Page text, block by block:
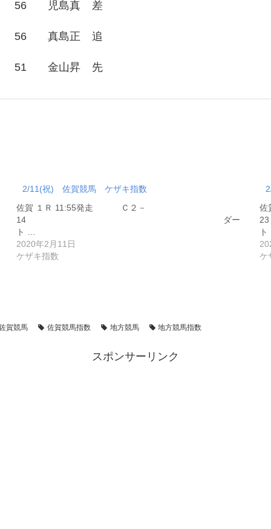
56 児島真 差
56 真島正 追
51 金山昇 先
2/11(祝) 佐賀競馬 ケザキ指数
佐賀 １Ｒ 11:55発走 Ｃ２－
14 ダー
ト …
2020年2月11日
ケザキ指数
ケ
賀競馬 佐賀競馬指数 地方競馬 地方競馬指数
スポンサーリンク